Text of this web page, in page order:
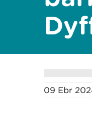
09 Ebr